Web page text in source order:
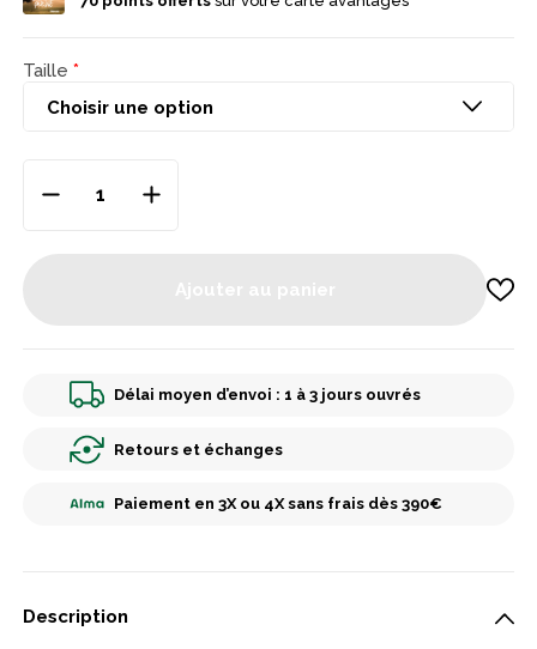
naturel. Un pantalon technique, confortable et parfaitement
Taille
Délai moyen d’envoi : 1 à 3 jours ouvrés
Retours et échanges
Paiement en 3X ou 4X sans frais dès 390€
Description